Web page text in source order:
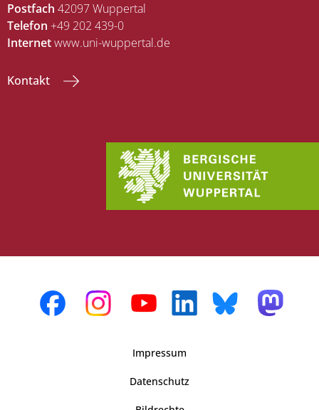
Postfach 42097 Wuppertal
Telefon +49 202 439-0
Internetwww.uni-wuppertal.de
Kontakt
Impressum
Datenschutz